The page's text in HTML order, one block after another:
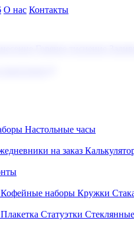
О нас Контакты
Настольные часы
на заказ
Кофейные наборы Кружки
Плакетка Статуэтки